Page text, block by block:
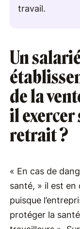
travail.
Un
de la
il
retrait ?
« En cas de
santé, » il est
puisque
protéger la